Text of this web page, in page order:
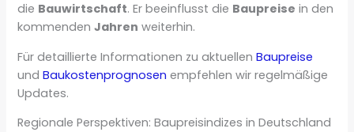
die Bauwirtschaft. Er beeinflusst die Baupreise in den
kommendenJahren weiterhin.
Für detaillierte Informationen zu aktuellenBaupreise
undBaukostenprognosen empfehlen wir regelmäßige
Updates.
Regionale Perspektiven: Baupreisindizes in Deutschland